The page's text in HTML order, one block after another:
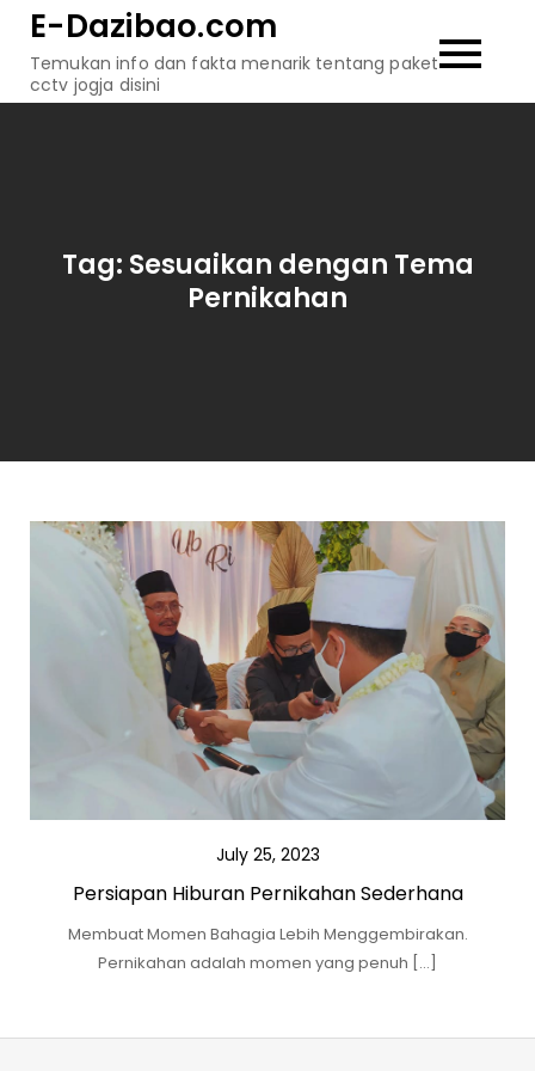
content
E-Dazibao.com
Temukan info dan fakta menarik tentang paket
cctv jogja disini
Tag: Sesuaikan dengan Tema
Pernikahan
July 25, 2023
Persiapan Hiburan Pernikahan Sederhana
Membuat Momen Bahagia Lebih Menggembirakan.
Pernikahan adalah momen yang penuh […]